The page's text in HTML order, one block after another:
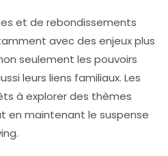
et de rebondissements
avec des enjeux plus
seulement les pouvoirs
leurs liens familiaux. Les
à explorer des thèmes
en maintenant le suspense
.